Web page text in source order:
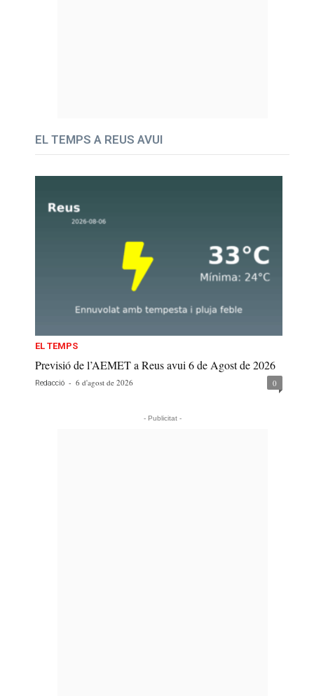
EL TEMPS A REUS AVUI
EL TEMPS
Previsió de l’AEMET a Reus avui 6 de Agost de 2026
Redacció - 6 d'agost de 2026 0
- Publicitat -